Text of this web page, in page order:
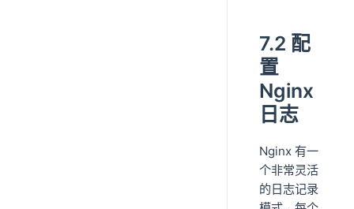
7.2 配
置
Nginx
日志
Nginx 有一
个非常灵活
的日志记录